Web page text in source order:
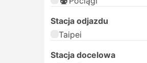
Stacja odjazdu
Taipei
Stacja docelowa